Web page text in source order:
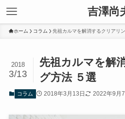
吉澤尚
ホーム コラム 先祖カルマを解消するクリアリ
先祖カルマを解
グ方法 ５選
2018
3/13
コラム 2018年3月13日 2022年9月7